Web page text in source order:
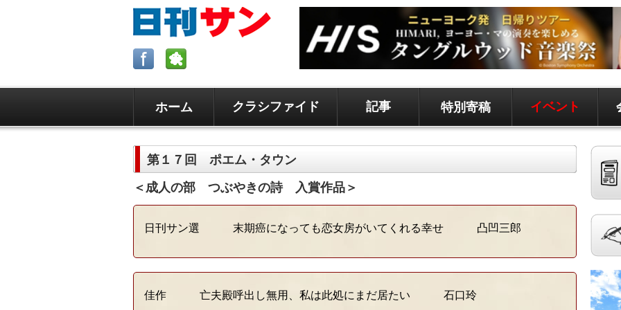
ホーム クラシファイド 記事 特別寄稿 イベント
ロサンゼルスの求人、クラシファイド、地元情報など
日刊サンはロサンゼルスの日本語新聞です。 記事は毎日更新、求人、クラシファイドは
毎週木曜5時更新。
第１７回 ポエム・タウン
＜成人の部 つぶやきの詩 入賞作品＞
日刊サン選 末期癌になっても恋女房がいてくれる幸せ 凸凹三郎
佳作 亡夫殿呼出し無用、私は此処にまだ居たい 石口玲